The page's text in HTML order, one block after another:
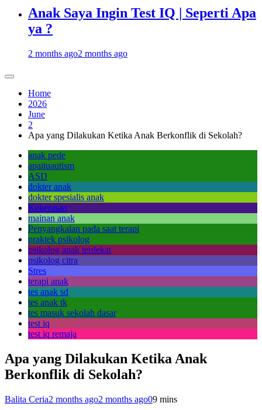
Anak Saya Ingin Test IQ | Seperti Apa
ya ?
2 months ago2 months ago
Home
2026
June
2
Apa yang Dilakukan Ketika Anak Berkonflik di Sekolah?
anak pede
apaituautism
ASD
dokter anak
dokter spesialis anak
Kekerasan
mainan anak
Penyangkalan pada saat terapi
praktek psikolog
psikolog anak terdekat
psikolog citra
Stres
terapi anak
tes anak sd
tes anak tk
tes masuk sekolah dasar
test iq
test iq remaja
Apa yang Dilakukan Ketika Anak
Berkonflik di Sekolah?
Balita Ceria2 months ago2 months ago09 mins